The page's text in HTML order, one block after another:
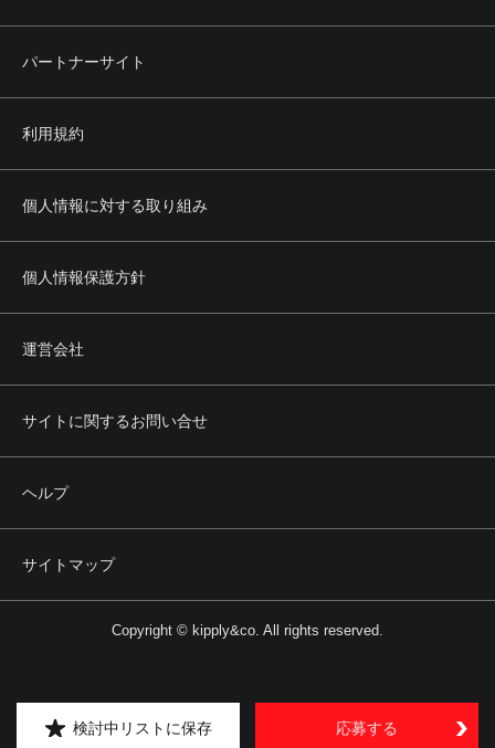
検討中リストに保存 応募する
パートナーサイト
利用規約
個人情報に対する取り組み
個人情報保護方針
運営会社
サイトに関するお問い合せ
ヘルプ
サイトマップ
Copyright © kipply&co. All rights reserved.